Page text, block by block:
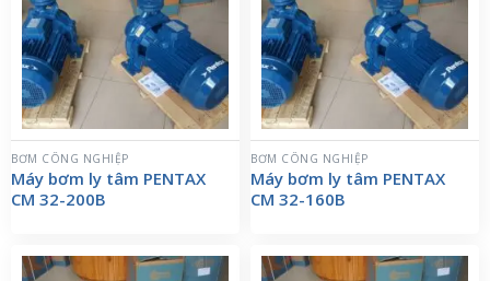
BƠM CÔNG NGHIỆP
Máy bơm ly tâm PENTAX
CM 32-200B
BƠM CÔNG NGHIỆP
Máy bơm ly tâm PENTAX
CM 32-160B